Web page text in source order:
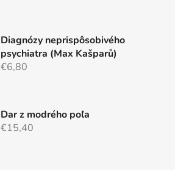
Diagnózy neprispôsobivého
psychiatra (Max Kašparů)
€6,80
Dar z modrého poľa
€15,40